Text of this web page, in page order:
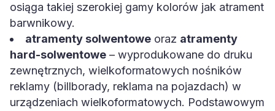
osiąga takiej szerokiej gamy kolorów jak atrament
barwnikowy.
atramenty solwentowe oraz atramenty
hard-solwentowe – wyprodukowane do druku
zewnętrznych, wielkoformatowych nośników
reklamy (billborady, reklama na pojazdach) w
urządzeniach wielkoformatowych. Podstawowym